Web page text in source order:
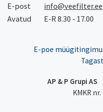
E-post
info@veefilter.ee
Avatud
E-R 8.30 - 17.00
E-poe
AP & P Grupi AS
KMKR